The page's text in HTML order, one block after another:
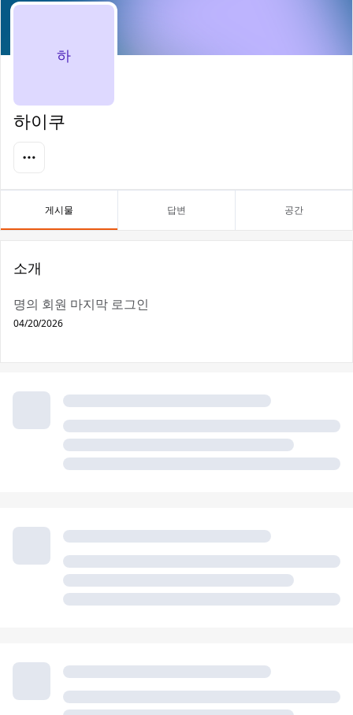
하
하이쿠
게시물 답변 공간
소개
명의 회원 마지막 로그인
04/20/2026